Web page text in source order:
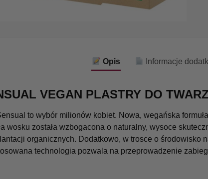
Opis Informacje
VEGAN PLASTRY DO
to wybór milionów kobiet. Nowa, wegańska
wosku została wzbogacona o naturalny, wysoce
organicznych. Dodatkowo, w trosce o środowisko
technologia pozwala na przeprowadzenie